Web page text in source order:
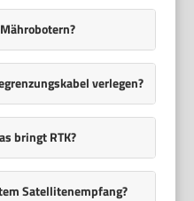
verlegen?
bringt RTK?
Satellitenempfang?